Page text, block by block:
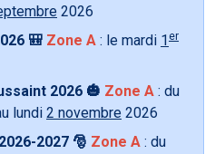
2026
🎒 Zone A : le mardi 1 er
2026 🎃 Zone A : du
lundi 2 novembre 2026
2027 🎅 Zone A : du